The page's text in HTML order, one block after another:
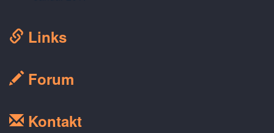
Links
Forum
Kontakt